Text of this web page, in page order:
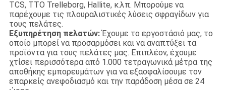
TCS, TTO Trelleborg, Hallite, κ.λπ. Μπορούμε να
παρέχουμε τις πλουραλιστικές λύσεις σφραγίδων για
τους πελάτες.
Εξυπηρέτηση πελατών:Έχουμε το εργοστάσιό μας, το
οποίο μπορεί να προσαρμόσει και να αναπτύξει τα
προϊόντα για τους πελάτες μας. Επιπλέον, έχουμε
χτίσει περισσότερα από 1.000 τετραγωνικά μέτρα της
αποθήκης εμπορευμάτων για να εξασφαλίσουμε τον
επαρκείς ανεφοδιασμό και την παράδοση μέσα σε 24